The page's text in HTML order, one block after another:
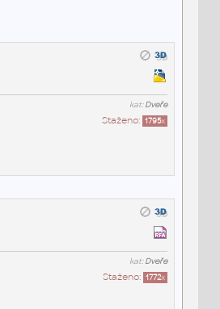
kat:Dveře
Staženo: 1795x
kat:Dveře
Staženo: 1772x